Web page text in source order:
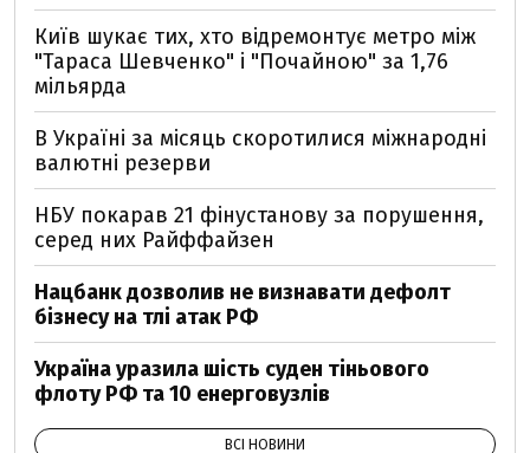
Київ шукає тих, хто відремонтує метро між
"Тараса Шевченко" і "Почайною" за 1,76
мільярда
В Україні за місяць скоротилися міжнародні
валютні резерви
НБУ покарав 21 фінустанову за порушення,
серед них Райффайзен
Нацбанк дозволив не визнавати дефолт
бізнесу на тлі атак РФ
Україна уразила шість суден тіньового
флоту РФ та 10 енерговузлів
ВСІ НОВИНИ